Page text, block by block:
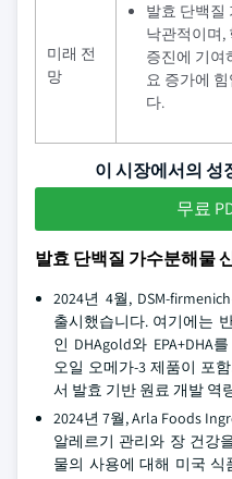
미래 전
망
발효 단백질
낙관적이며,
증진에 기여
요 증가에
다.
이 시장에서의 성
무료
발효 단백질 가수분해물
2024년 4월, DSM-
출시했습니다. 여기에는
인 DHAgold와 EPA+DHA
오일 오메가-3 제품이 포
서 발효 기반 원료 개발 역
2024년 7월, Arla Foods
알레르기 관리와 장 건강
물의 사용에 대해 미국 식